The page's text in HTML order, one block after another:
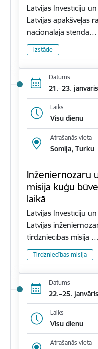
Latvijas Investīciju
Latvijas apakšveļas
nacionālajā stendā…
Izstāde
Datums
21.–23.
Laiks
Visu dienu
Atrašanās vieta
Somija, Turku
Inženiernozaru
misija kuģu
laikā
Latvijas Investīciju
Latvijas
tirdzniecības misijā …
Tirdzniecības misija
Datums
22.–25.
Laiks
Visu dienu
Atrašanās vieta